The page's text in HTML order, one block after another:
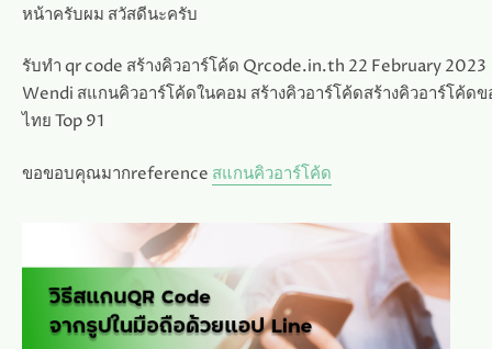
หน้าครับผม สวัสดีนะครับ
รับทำ qr code สร้างคิวอาร์โค้ด Qrcode.in.th 22 February 2023
Wendi สแกนคิวอาร์โค้ดในคอม สร้างคิวอาร์โค้ดสร้างคิวอาร์โค้ดข
ไทย Top 91
ขอขอบคุณมากreference สแกนคิวอาร์โค้ด